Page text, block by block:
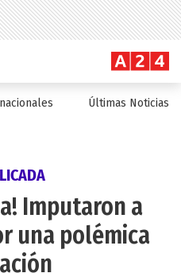
Últimas Noticias
Imputaron a
una polémica